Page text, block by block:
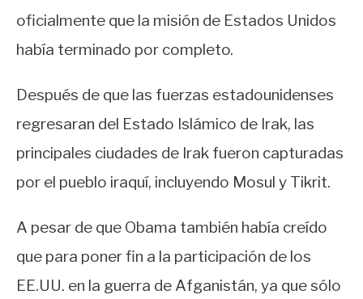
oficialmente que la misión de Estados Unidos
había terminado por completo.
Después de que las fuerzas estadounidenses
regresaran del Estado Islámico de Irak, las
principales ciudades de Irak fueron capturadas
por el pueblo iraquí, incluyendo Mosul y Tikrit.
A pesar de que Obama también había creído
que para poner fin a la participación de los
EE.UU. en la guerra de Afganistán, ya que sólo